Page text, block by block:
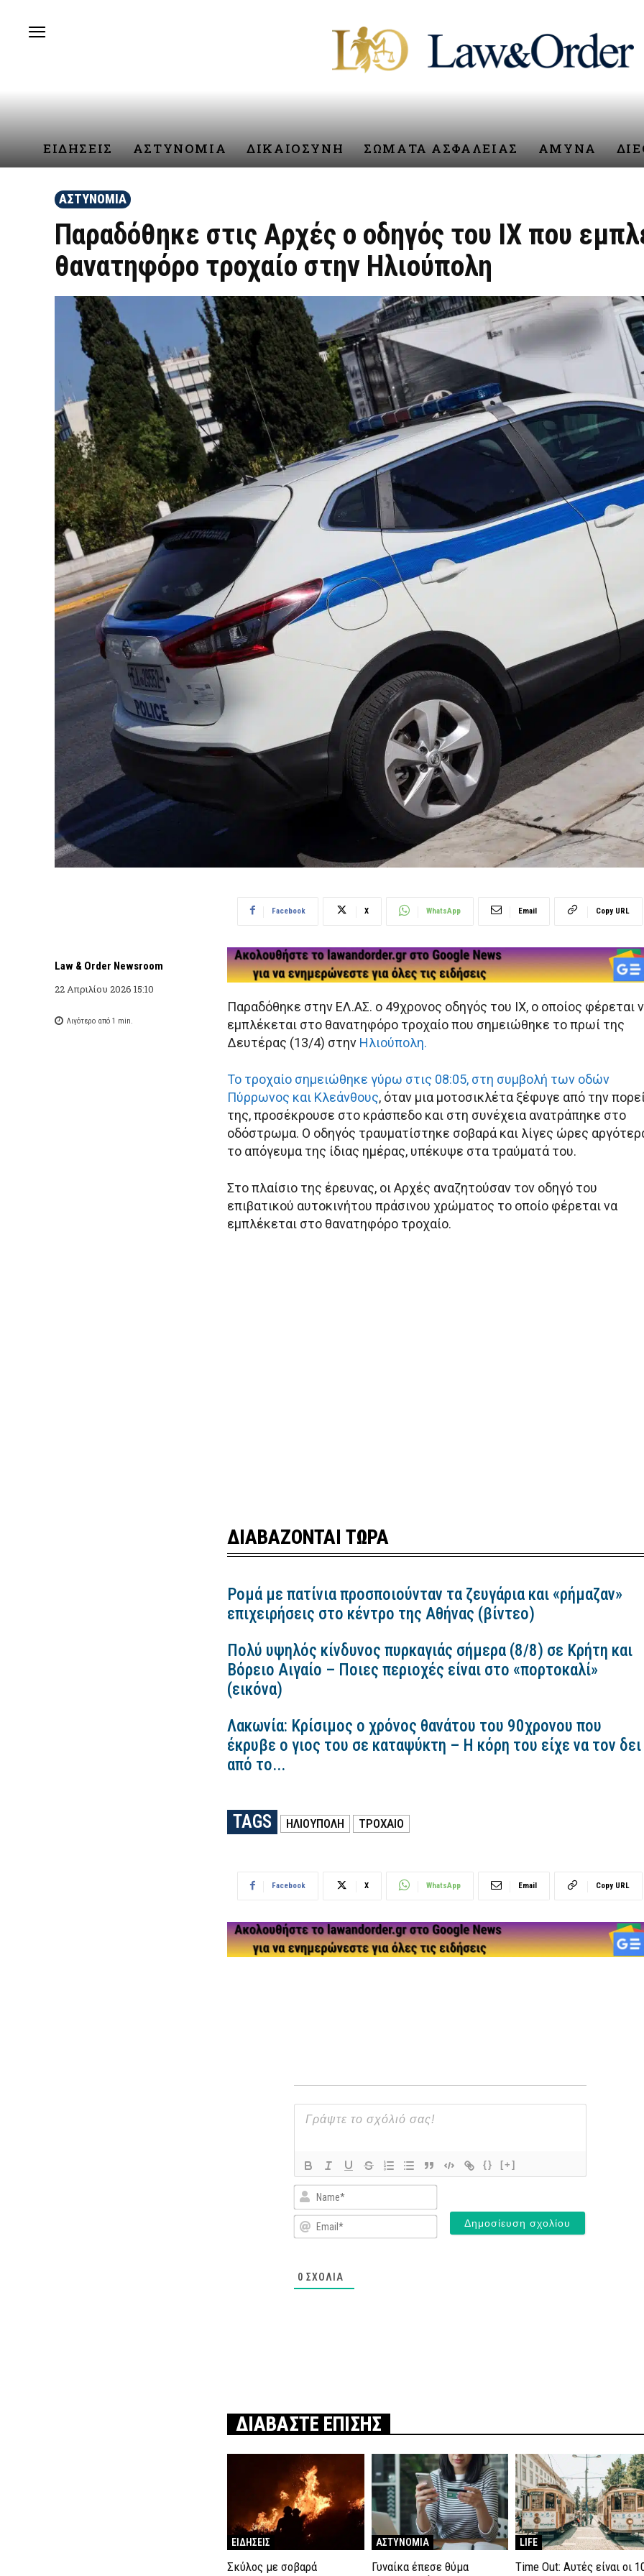
ΕΙΔΗΣΕΙΣ ΑΣΤΥΝΟΜΙΑ ΔΙΚΑΙΟΣΥΝΗ ΣΩΜΑΤΑ ΑΣΦΑΛΕΙΑΣ ΑΜΥΝΑ
ΑΣΤΥΝΟΜΙΑ
Παραδόθηκε στις Αρχές ο οδηγός του ΙΧ που
θανατηφόρο τροχαίο στην Ηλιούπολη
Law & Order Newsroom
22 Απριλίου 2026 15:10
Λιγότερο από 1 min.
Facebook X WhatsApp Email Copy URL
Παραδόθηκε στην ΕΛ.ΑΣ. ο 49χρονος οδηγός του ΙΧ, ο οποίος φέρεται
εμπλέκεται στο θανατηφόρο τροχαίο που σημειώθηκε το πρωί της
Δευτέρας (13/4) στην Ηλιούπολη.
Το τροχαίο σημειώθηκε γύρω στις 08:05, στη συμβολή των οδών
Πύρρωνος και Κλεάνθους, όταν μια μοτοσικλέτα ξέφυγε από την
της, προσέκρουσε στο κράσπεδο και στη συνέχεια ανατράπηκε στο
οδόστρωμα. Ο οδηγός τραυματίστηκε σοβαρά και λίγες ώρες
το απόγευμα της ίδιας ημέρας, υπέκυψε στα τραύματά του.
Στο πλαίσιο της έρευνας, οι Αρχές αναζητούσαν τον οδηγό του
επιβατικού αυτοκινήτου πράσινου χρώματος το οποίο φέρεται να
εμπλέκεται στο θανατηφόρο τροχαίο.
ΔΙΑΒΑΖΟΝΤΑΙ ΤΩΡΑ
Ρομά με πατίνια προσποιούνταν τα ζευγάρια και «ρήμαζαν»
επιχειρήσεις στο κέντρο της Αθήνας (βίντεο)
Πολύ υψηλός κίνδυνος πυρκαγιάς σήμερα (8/8) σε Κρήτη και
Βόρειο Αιγαίο – Ποιες περιοχές είναι στο «πορτοκαλί»
(εικόνα)
Λακωνία: Κρίσιμος ο χρόνος θανάτου του 90χρονου που
έκρυβε ο γιος του σε καταψύκτη – Η κόρη του είχε να τον δει
από το...
TAGS ΗΛΙΟΥΠΟΛΗ ΤΡΟΧΑΙΟ
Facebook X WhatsApp Email Copy URL
{} [+]
Name*
Email*
0 ΣΧΌΛΙΑ
ΔΙΑΒΑΣΤΕ ΕΠΙΣΗΣ
ΕΙΔΗΣΕΙΣ
Σκύλος με σοβαρά
ΑΣΤΥΝΟΜΙΑ
Γυναίκα έπεσε θύμα
LIFE
Time Out: Αυτές είναι οι